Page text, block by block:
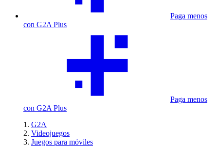
Paga menos
con G2A Plus
Paga menos
con G2A Plus
G2A
Videojuegos
Juegos para móviles